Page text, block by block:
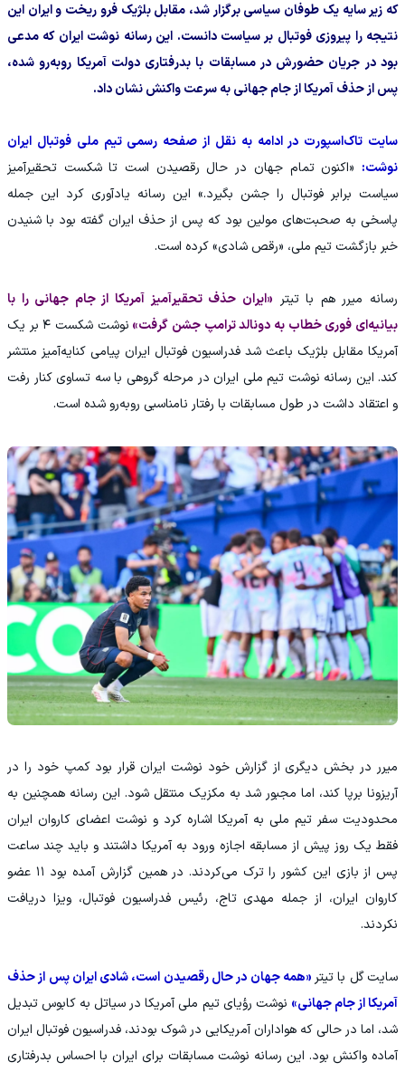
که زیر سایه یک طوفان سیاسی برگزار شد، مقابل بلژیک فرو ریخت و ایران این
نتیجه را پیروزی فوتبال بر سیاست دانست. این رسانه نوشت ایران که مدعی
بود در جریان حضورش در مسابقات با بدرفتاری دولت آمریکا روبه‌رو شده،
پس از حذف آمریکا از جام جهانی به سرعت واکنش نشان داد.
سایت تاک‌اسپورت در ادامه به نقل از صفحه رسمی تیم ملی فوتبال ایران
نوشت: «اکنون تمام جهان در حال رقصیدن است تا شکست تحقیرآمیز
سیاست برابر فوتبال را جشن بگیرد.» این رسانه یادآوری کرد این جمله
پاسخی به صحبت‌های مولین بود که پس از حذف ایران گفته بود با شنیدن
خبر بازگشت تیم ملی، «رقص شادی» کرده است.
رسانه میرر هم با تیتر «ایران حذف تحقیرآمیز آمریکا از جام جهانی را با
بیانیه‌ای فوری خطاب به دونالد ترامپ جشن گرفت»
نوشت شکست ۴ بر یک
آمریکا مقابل بلژیک باعث شد فدراسیون فوتبال ایران پیامی کنایه‌آمیز منتشر
کند. این رسانه نوشت تیم ملی ایران در مرحله گروهی با سه تساوی کنار رفت
و اعتقاد داشت در طول مسابقات با رفتار نامناسبی روبه‌رو شده است.
میرر در بخش دیگری از گزارش خود نوشت ایران قرار بود کمپ خود را در
آریزونا برپا کند، اما مجبور شد به مکزیک منتقل شود. این رسانه همچنین به
محدودیت سفر تیم ملی به آمریکا اشاره کرد و نوشت اعضای کاروان ایران
فقط یک روز پیش از مسابقه اجازه ورود به آمریکا داشتند و باید چند ساعت
پس از بازی این کشور را ترک می‌کردند. در همین گزارش آمده بود ۱۱ عضو
کاروان ایران، از جمله مهدی تاج، رئیس فدراسیون فوتبال، ویزا دریافت
نکردند.
سایت گل با تیتر«همه جهان در حال رقصیدن است، شادی ایران پس از حذف
آمریکا از جام جهانی» نوشت رؤیای تیم ملی آمریکا در سیاتل به کابوس تبدیل
شد، اما در حالی که هواداران آمریکایی در شوک بودند، فدراسیون فوتبال ایران
آماده واکنش بود. این رسانه نوشت مسابقات برای ایران با احساس بدرفتاری